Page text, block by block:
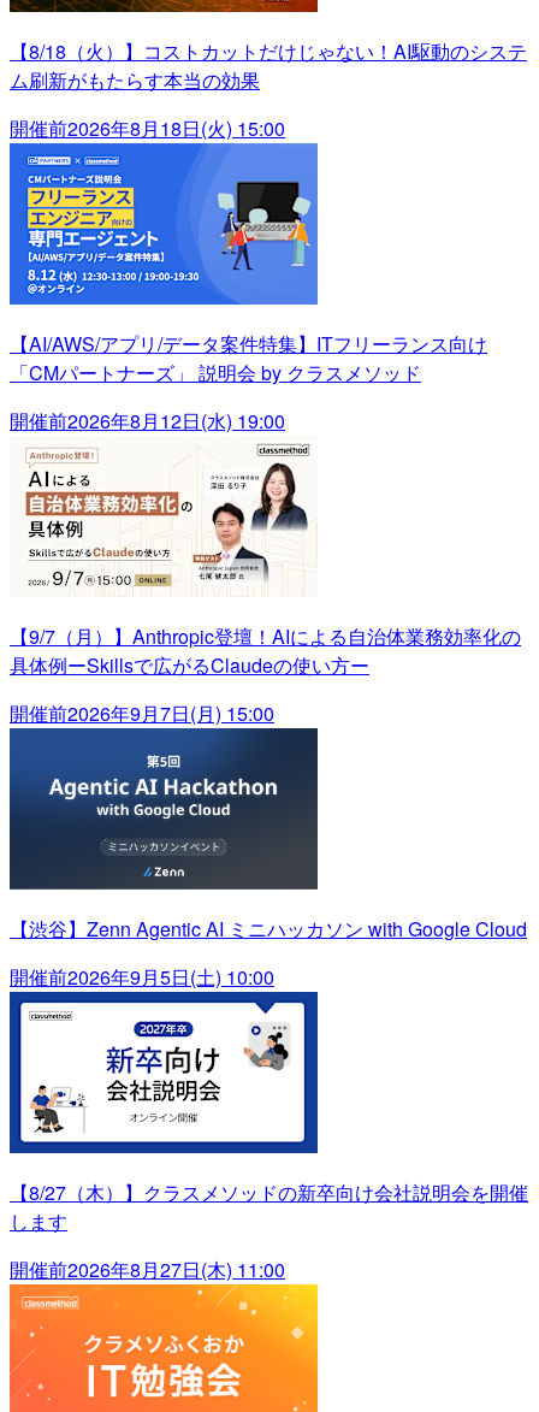
【8/18（火）】コストカットだけじゃない！AI駆動のシステ
ム刷新がもたらす本当の効果
開催前2026年8月18日(火) 15:00
【AI/AWS/アプリ/データ案件特集】ITフリーランス向け
「CMパートナーズ」 説明会 by クラスメソッド
開催前2026年8月12日(水) 19:00
【9/7（月）】Anthropic登壇！AIによる自治体業務効率化の
具体例ーSkillsで広がるClaudeの使い方ー
開催前2026年9月7日(月) 15:00
【渋谷】Zenn Agentic AI ミニハッカソン with Google Cloud
開催前2026年9月5日(土) 10:00
【8/27（木）】クラスメソッドの新卒向け会社説明会を開催
します
開催前2026年8月27日(木) 11:00